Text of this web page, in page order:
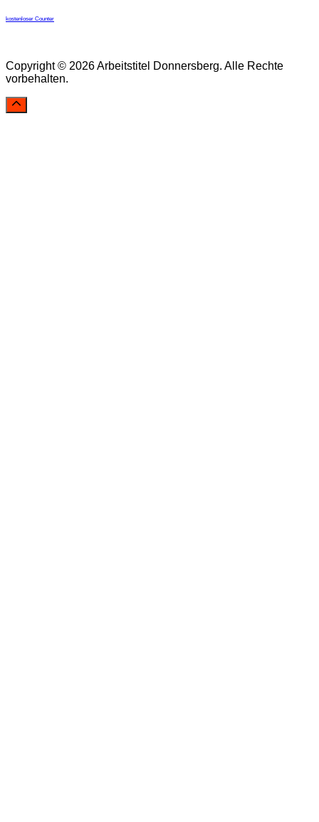
kostenloser Counter
Copyright © 2026 Arbeitstitel Donnersberg. Alle Rechte
vorbehalten.